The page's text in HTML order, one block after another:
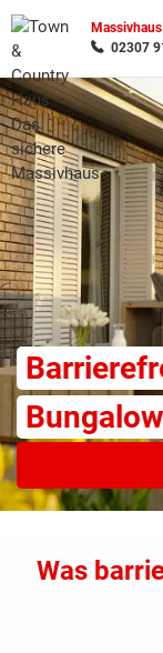
02307
Bungalow
Was
Wonach